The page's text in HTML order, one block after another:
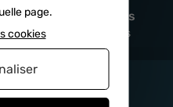
x3 fois
Sécurisé, sans frais
page.
cookies